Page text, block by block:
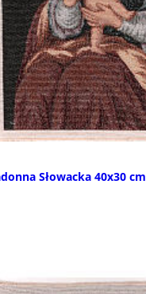
Słowacka 40x30 cm